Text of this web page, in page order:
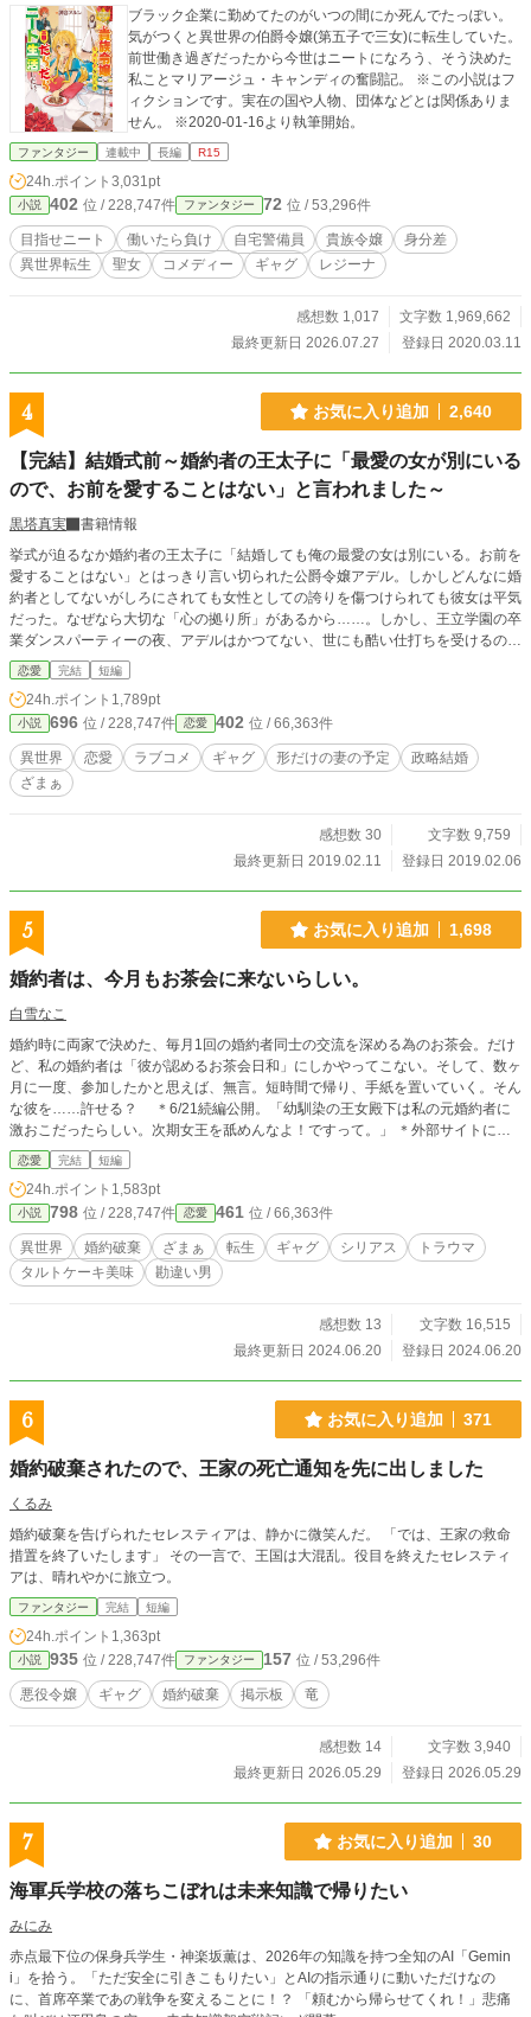
ブラック企業に勤めてたのがいつの間にか死んでたっぽい。
気がつくと異世界の伯爵令嬢(第五子で三女)に転生していた。
前世働き過ぎだったから今世はニートになろう、そう決めた
私ことマリアージュ・キャンディの奮闘記。 ※この小説はフ
ィクションです。実在の国や人物、団体などとは関係ありま
せん。 ※2020-01-16より執筆開始。
ファンタジー 連載中 長編 R15
24h.ポイント 3,031pt
小説 402 位 / 228,747件 ファンタジー 72 位 / 53,296件
目指せニート 働いたら負け 自宅警備員 貴族令嬢
身分差
異世界転生
聖女 コメディー ギャグ レジーナ
感想数 1,017
文字数 1,969,662
最終更新日 2026.07.27
登録日 2020.03.11
4 お気に入り追加 2,640
【完結】結婚式前～婚約者の王太子に「最愛の女が別にいる
ので、お前を愛することはない」と言われました～
黒塔真実
書籍情報
挙式が迫るなか婚約者の王太子に「結婚しても俺の最愛の女は別にいる。お前を
愛することはない」とはっきり言い切られた公爵令嬢アデル。しかしどんなに婚
約者としてないがしろにされても女性としての誇りを傷つけられても彼女は平気
だった。なぜなら大切な「心の拠り所」があるから……。しかし、王立学園の卒
業ダンスパーティーの夜、アデルはかつてない、世にも酷い仕打ちを受けるのだ
った―― ※神視点。■なろうにも別タイトルで重複投稿←【ジャンル日間4
位】。
恋愛 完結 短編
24h.ポイント 1,789pt
小説 696 位 / 228,747件 恋愛 402 位 / 66,363件
異世界 恋愛 ラブコメ ギャグ 形だけの妻の予定
政略結婚
ざまぁ
感想数 30
文字数 9,759
最終更新日 2019.02.11
登録日 2019.02.06
5 お気に入り追加 1,698
婚約者は、今月もお茶会に来ないらしい。
白雪なこ
婚約時に両家で決めた、毎月1回の婚約者同士の交流を深める為のお茶会。だけ
ど、私の婚約者は「彼が認めるお茶会日和」にしかやってこない。そして、数ヶ
月に一度、参加したかと思えば、無言。短時間で帰り、手紙を置いていく。そん
な彼を……許せる？ ＊6/21続編公開。「幼馴染の王女殿下は私の元婚約者に
激おこだったらしい。次期女王を舐めんなよ！ですって。」 ＊外部サイトにも
掲載しています。（1日だけですが総合日間1位）
恋愛 完結 短編
24h.ポイント 1,583pt
小説 798 位 / 228,747件 恋愛 461 位 / 66,363件
異世界 婚約破棄 ざまぁ 転生 ギャグ シリアス
トラウマ
タルトケーキ美味
勘違い男
感想数 13
文字数 16,515
最終更新日 2024.06.20
登録日 2024.06.20
6 お気に入り追加 371
婚約破棄されたので、王家の死亡通知を先に出しました
くるみ
婚約破棄を告げられたセレスティアは、静かに微笑んだ。 「では、王家の救命
措置を終了いたします」 その一言で、王国は大混乱。役目を終えたセレスティ
アは、晴れやかに旅立つ。
ファンタジー 完結 短編
24h.ポイント 1,363pt
小説 935 位 / 228,747件 ファンタジー 157 位 / 53,296件
悪役令嬢 ギャグ 婚約破棄 掲示板 竜
感想数 14
文字数 3,940
最終更新日 2026.05.29
登録日 2026.05.29
7 お気に入り追加 30
海軍兵学校の落ちこぼれは未来知識で帰りたい
みにみ
赤点最下位の保身兵学生・神楽坂薫は、2026年の知識を持つ全知のAI「Gemin
i」を拾う。「ただ安全に引きこもりたい」とAIの指示通りに動いただけなの
に、首席卒業であの戦争を変えることに！？ 「頼むから帰らせてくれ！」悲痛